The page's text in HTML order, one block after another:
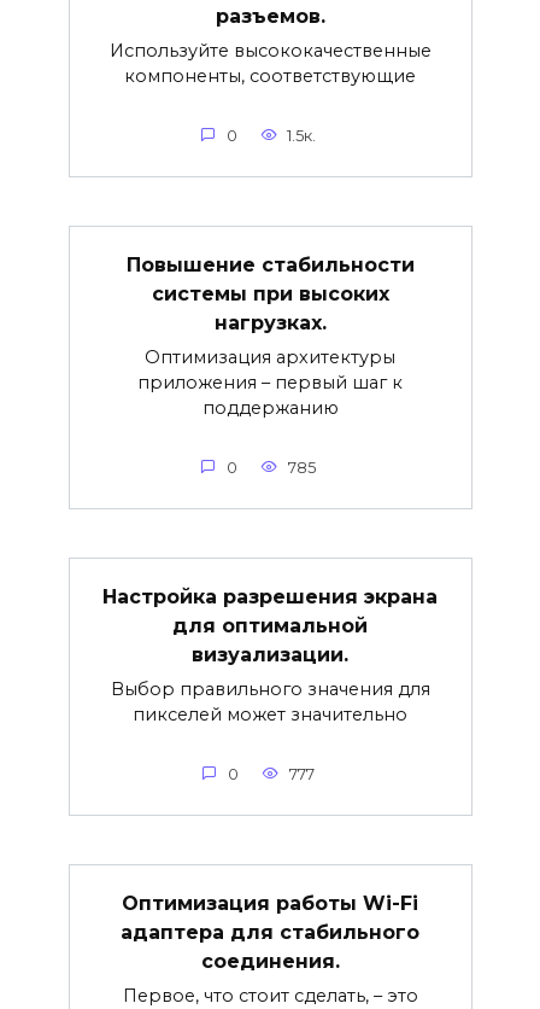
разъемов.
Используйте высококачественные
компоненты, соответствующие
0 1.5к.
Повышение стабильности
системы при высоких
нагрузках.
Оптимизация архитектуры
приложения – первый шаг к
поддержанию
0 785
Настройка разрешения экрана
для оптимальной
визуализации.
Выбор правильного значения для
пикселей может значительно
0 777
Оптимизация работы Wi-Fi
адаптера для стабильного
соединения.
Первое, что стоит сделать, – это